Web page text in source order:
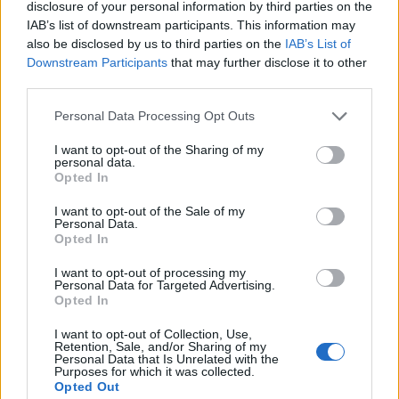
disclosure of your personal information by third parties on the
IAB’s list of downstream participants. This information may
also be disclosed by us to third parties on the IAB’s List of
Downstream Participants that may further disclose it to other
Personal Data Processing Opt Outs
I want to opt-out of the Sharing of my
personal data.
Opted In
I want to opt-out of the Sale of my
Personal Data.
Opted In
I want to opt-out of processing my
Personal Data for Targeted Advertising.
Opted In
I want to opt-out of Collection, Use,
Retention, Sale, and/or Sharing of my
Personal Data that Is Unrelated with the
Purposes for which it was collected.
Opted Out
ΧΩΡΙΑ
Φωτιά σε ξερά χόρτα έφερε
επιβλήθηκε διοικητικό πρόστιμο
ύψους 1.804,68 ευρώ
Τραγωδία στην Πέτρα με νεκρό
άνδρα στην παραλία Καβάκι
του και μεταφέρθηκε στο Κέντρο
Υγείας Καλλονής, όπου
διαπιστώθηκε ο θάνατός του
Η Θερμή γιόρτασε τους